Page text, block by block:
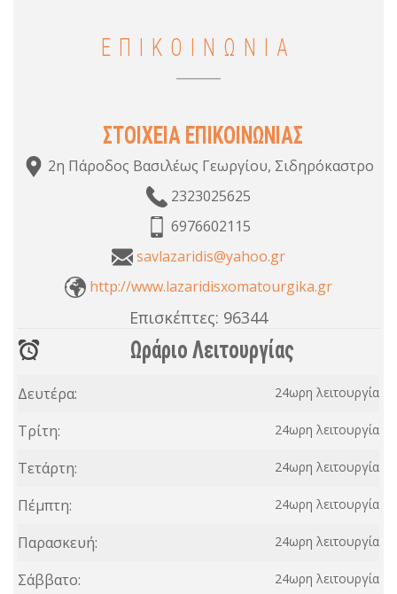
ΕΠΙΚΟΙΝΩΝΙΑ
ΣΤΟΙΧΕΙΑ ΕΠΙΚΟΙΝΩΝΙΑΣ
2η Πάροδος Βασιλέως Γεωργίου, Σιδηρόκαστρο
2323025625
6976602115
savlazaridis@yahoo.gr
http://www.lazaridisxomatourgika.gr
Επισκέπτες: 96344
Ωράριο Λειτουργίας
Δευτέρα: 24ωρη λειτουργία
Τρίτη: 24ωρη λειτουργία
Τετάρτη: 24ωρη λειτουργία
Πέμπτη: 24ωρη λειτουργία
Παρασκευή: 24ωρη λειτουργία
Σάββατο: 24ωρη λειτουργία